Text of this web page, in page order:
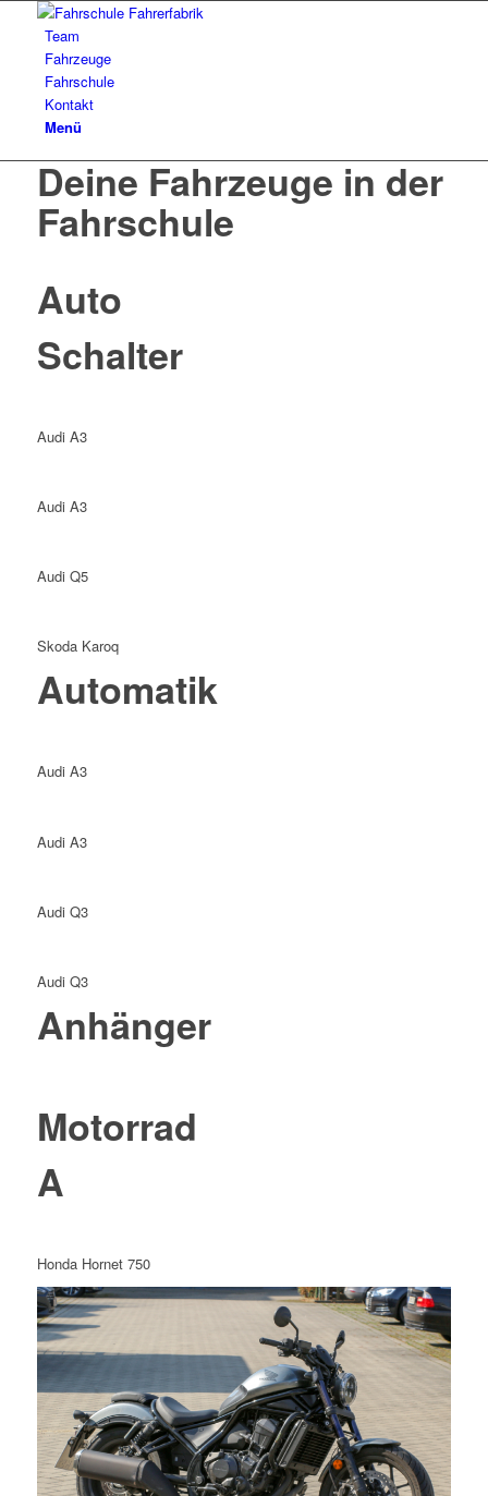
Team
Fahrzeuge
Fahrschule
Kontakt
Menü
Deine Fahrzeuge in der
Fahrschule
Auto
Schalter
Audi A3
Audi A3
Audi Q5
Skoda Karoq
Automatik
Audi A3
Audi A3
Audi Q3
Audi Q3
Anhänger
Motorrad
A
Honda Hornet 750